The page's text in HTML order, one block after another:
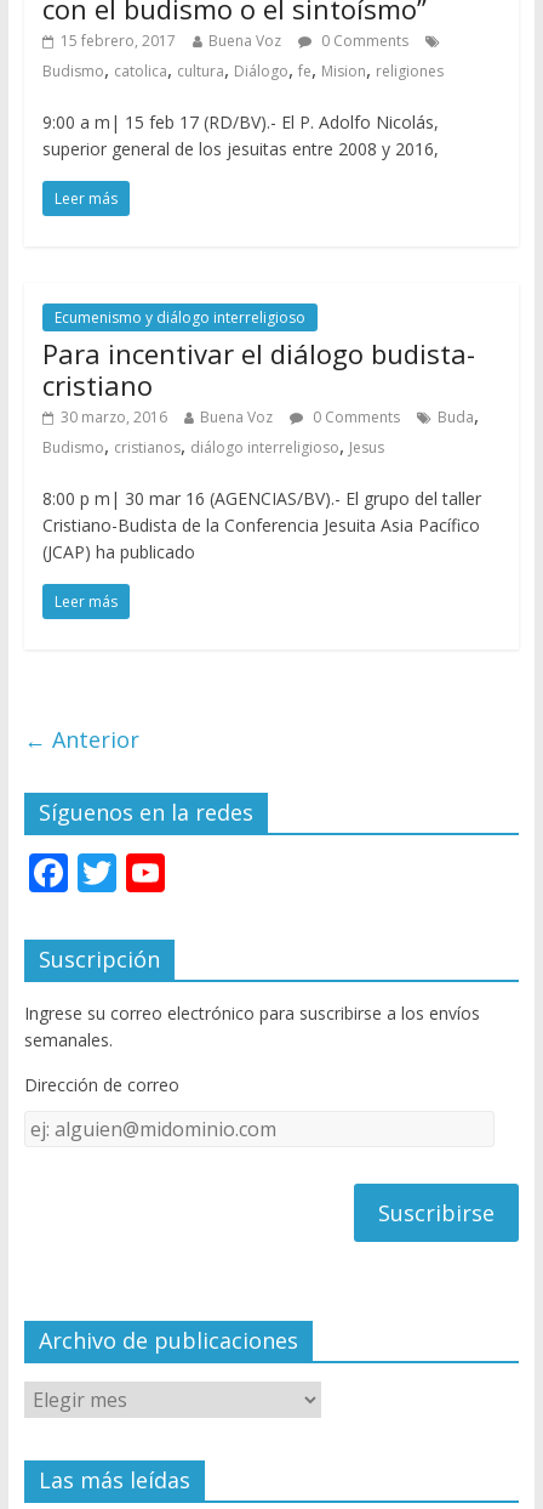
con el budismo o el sintoísmo”
15 febrero, 2017 Buena Voz
0 Comments
Budismo, catolica, cultura, Diálogo, fe, Mision, religiones
9:00 a m| 15 feb 17 (RD/BV).- El P. Adolfo Nicolás,
superior general de los jesuitas entre 2008 y 2016,
Leer más
Ecumenismo y diálogo interreligioso
Para incentivar el diálogo budista-
cristiano
30 marzo, 2016 Buena Voz 0 Comments Buda,
Budismo, cristianos, diálogo interreligioso, Jesus
8:00 p m| 30 mar 16 (AGENCIAS/BV).- El grupo del taller
Cristiano-Budista de la Conferencia Jesuita Asia Pacífico
(JCAP) ha publicado
Leer más
← Anterior
Síguenos en la redes
F
e
b
o
o
k
T
itt
er
Y
u
T
u
e
C
el
Suscripción
Ingrese su correo electrónico para suscribirse a los envíos
semanales.
Dirección de correo
Dirección
de
Archivo de publicaciones
Las más leídas